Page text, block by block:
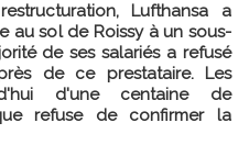
Lufthansa a
au sol de Roissy à un sous-
de ses salariés a refusé
de ce prestataire. Les
d'une centaine de
refuse de confirmer la